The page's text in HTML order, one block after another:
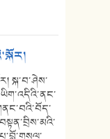
སྐ་བ་ཤེས་